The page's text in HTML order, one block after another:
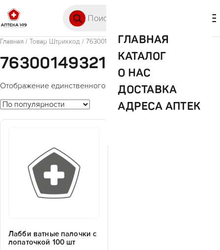
ГЛАВНАЯ
КАТАЛОГ
О НАС
ДОСТАВКА
АДРЕСА АПТЕК
Главная / Товар Штрихкод / 7630014932122
7630014932122
Отображение единственного товара
Лабби ватные палочки с
лопаточкой 100 шт